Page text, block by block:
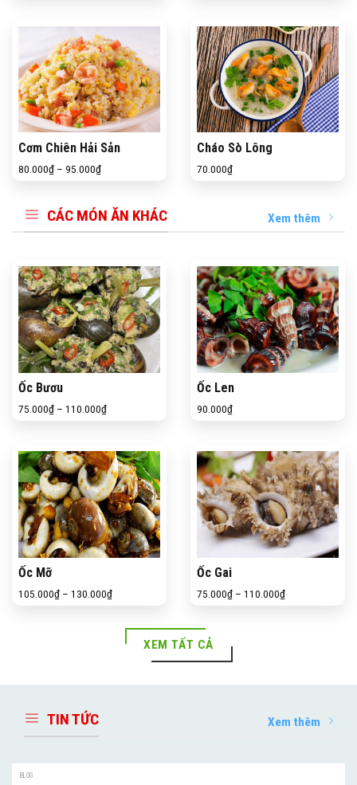
Cơm Chiên Hải Sản
80.000₫ – 95.000₫
Cháo Sò Lông
70.000₫
CÁC MÓN ĂN KHÁC Xem thêm
Ốc Bươu
75.000₫ – 110.000₫
Ốc Len
90.000₫
Ốc Mỡ
105.000₫ – 130.000₫
Ốc Gai
75.000₫ – 110.000₫
XEM TẤT CẢ
TIN TỨC Xem thêm
BLOG